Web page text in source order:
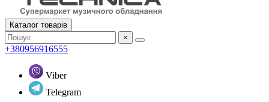
Каталог товарів
×
+380956916555
Viber
Telegram